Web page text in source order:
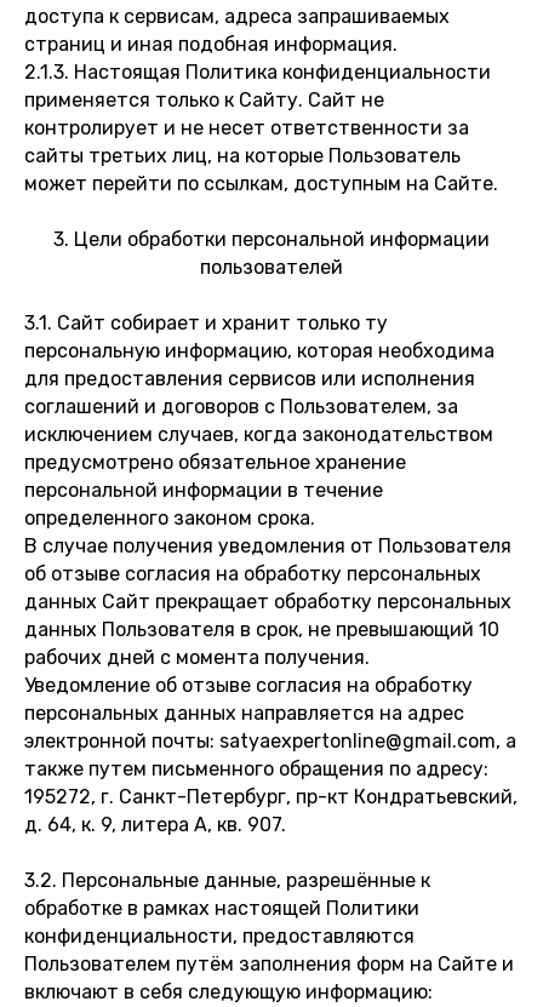
доступа к сервисам, адреса запрашиваемых
страниц и иная подобная информация.
2.1.3. Настоящая Политика конфиденциальности
применяется только к Сайту. Сайт не
контролирует и не несет ответственности за
сайты третьих лиц, на которые Пользователь
может перейти по ссылкам, доступным на Сайте.
3. Цели обработки персональной информации
пользователей
3.1. Сайт собирает и хранит только ту
персональную информацию, которая необходима
для предоставления сервисов или исполнения
соглашений и договоров с Пользователем, за
исключением случаев, когда законодательством
предусмотрено обязательное хранение
персональной информации в течение
определенного законом срока.
В случае получения уведомления от Пользователя
об отзыве согласия на обработку персональных
данных Сайт прекращает обработку персональных
данных Пользователя в срок, не превышающий 10
рабочих дней с момента получения.
Уведомление об отзыве согласия на обработку
персональных данных направляется на адрес
электронной почты: satyaexpertonline@gmail.com, а
также путем письменного обращения по адресу:
195272, г. Санкт-Петербург, пр-кт Кондратьевский,
д. 64, к. 9, литера А, кв. 907.
3.2. Персональные данные, разрешённые к
обработке в рамках настоящей Политики
конфиденциальности, предоставляются
Пользователем путём заполнения форм на Сайте и
включают в себя следующую информацию: